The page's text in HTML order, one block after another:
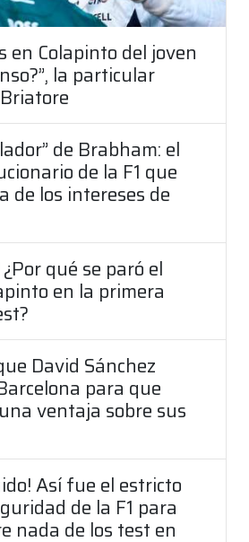
en Colapinto del joven
la particular
de Brabham: el
de la F1 que
de los intereses de
¿Por qué se paró el
en la primera
David Sánchez
para que
ventaja sobre sus
Así fue el estricto
de la F1 para
nada de los test en